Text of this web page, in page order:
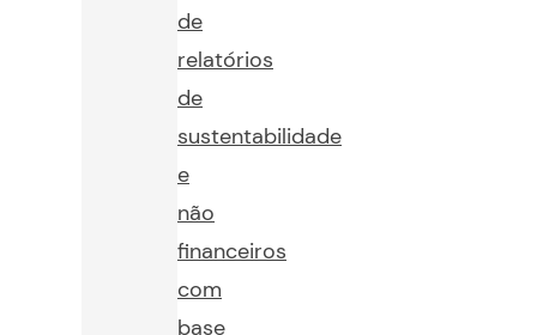
de
relatórios
de
sustentabilidade
e
não
financeiros
com
base